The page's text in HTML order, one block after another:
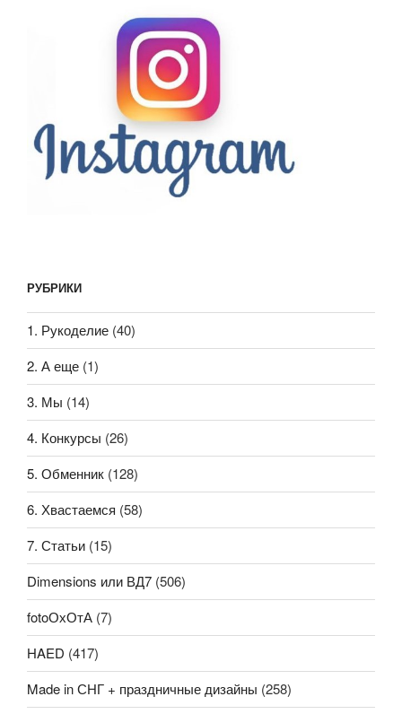
РУБРИКИ
1. Рукоделие (40)
2. А еще (1)
3. Мы (14)
4. Конкурсы (26)
5. Обменник (128)
6. Хвастаемся (58)
7. Статьи (15)
Dimensions или ВД7 (506)
fotoОхОтА (7)
HAED (417)
Made in СНГ + праздничные дизайны (258)